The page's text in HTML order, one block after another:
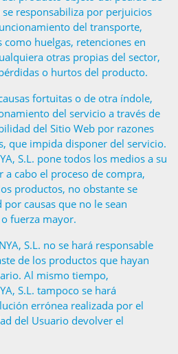
responsabiliza por perjuicios
del transporte,
huelgas, retenciones en
otras propias del sector,
o hurtos del producto.
fortuitas o de otra índole,
del servicio a través de
del Sitio Web por razones
que impida disponer del servicio.
S.L. pone todos los medios a su
a cabo el proceso de compra,
productos, no obstante se
causas que no le sean
fuerza mayor.
S.L. no se hará responsable
de los productos que hayan
Al mismo tiempo,
S.L. tampoco se hará
errónea realizada por el
del Usuario devolver el